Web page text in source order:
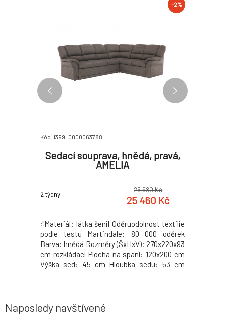
-2%
Kód: i399_0000063788
Sedací souprava, hnědá, pravá,
AMELIA
2 týdny
25 980 Kč
25 460 Kč
;"Materiál: látka šenil Oděruodolnost textilie
podle testu Martindale: 80 000 oděrek
Barva: hnědá Rozměry (ŠxHxV): 270x220x93
cm rozkládací Plocha na spaní: 120x200 cm
Výška sed: 45 cm Hloubka sedu: 53 cm
prostor
Naposledy navštívené